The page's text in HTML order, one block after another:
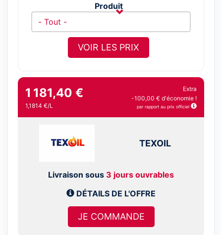
Produit
VOIR LES PRIX
1 181,40 €
1,1814 €/L
Extra
-100,00 € d'économie !
par rapport au prix officiel
TEXOIL
Livraison sous 3 jours ouvrables
DÉTAILS DE L'OFFRE
JE COMMANDE